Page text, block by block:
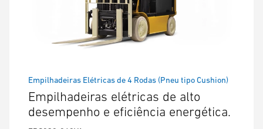
Empilhadeiras Elétricas de 4 Rodas (Pneu tipo Cushion)
Empilhadeiras elétricas de alto
desempenho e eficiência energética.